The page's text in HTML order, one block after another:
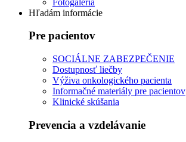
Hľadám informácie
Pre pacientov
SOCIÁLNE ZABEZPEČENIE
Dostupnosť liečby
Výživa onkologického pacienta
Informačné materiály pre pacientov
Klinické skúšania
Prevencia a vzdelávanie